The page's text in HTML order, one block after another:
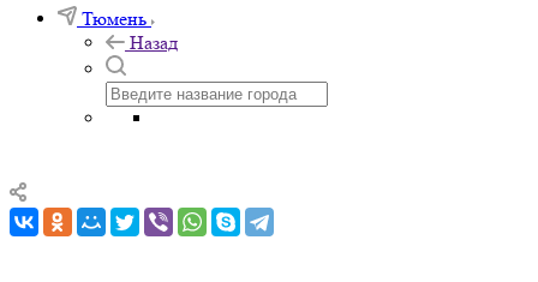
Тюмень
Назад